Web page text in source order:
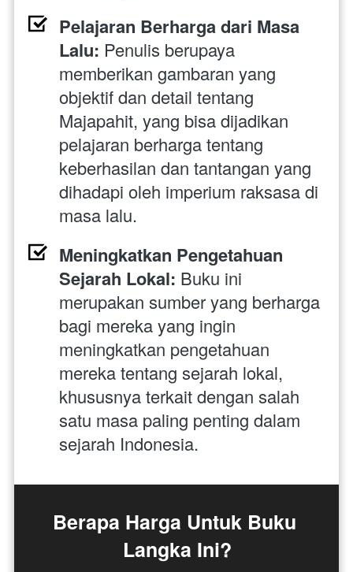
Pelajaran Berharga dari Masa
Lalu: Penulis berupaya
memberikan gambaran yang
objektif dan detail tentang
Majapahit, yang bisa dijadikan
pelajaran berharga tentang
keberhasilan dan tantangan yang
dihadapi oleh imperium raksasa di
masa lalu.
Meningkatkan Pengetahuan
Sejarah Lokal: Buku ini
merupakan sumber yang berharga
bagi mereka yang ingin
meningkatkan pengetahuan
mereka tentang sejarah lokal,
khususnya terkait dengan salah
satu masa paling penting dalam
sejarah Indonesia.
Berapa Harga Untuk Buku
Langka Ini?